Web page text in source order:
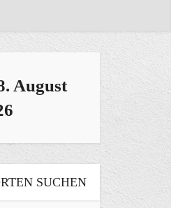
August
SUCHEN